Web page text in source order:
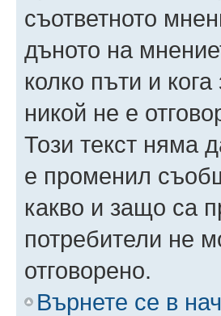
съответното
дъното на
колко пъти и
никой не е
Този текст няма
е променил
какво и защо са
потребители не
отговорено.
Върнете се в